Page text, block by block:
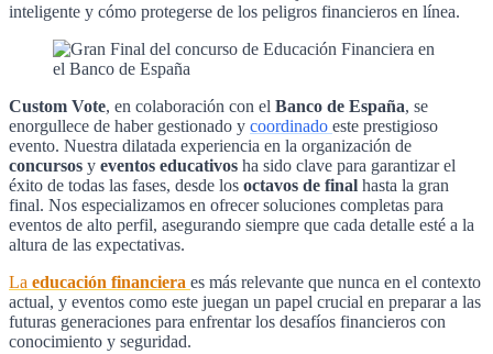
inteligente y cómo protegerse de los peligros financieros en línea.
Custom Vote, en colaboración con el Banco de España, se
enorgullece de haber gestionado y coordinado este prestigioso
evento. Nuestra dilatada experiencia en la organización de
concursos y eventos educativos ha sido clave para garantizar el
éxito de todas las fases, desde los octavos de final hasta la gran
final. Nos especializamos en ofrecer soluciones completas para
eventos de alto perfil, asegurando siempre que cada detalle esté a la
altura de las expectativas.
La educación financiera es más relevante que nunca en el contexto
actual, y eventos como este juegan un papel crucial en preparar a las
futuras generaciones para enfrentar los desafíos financieros con
conocimiento y seguridad.